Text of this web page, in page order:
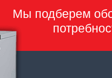
Мы подберем